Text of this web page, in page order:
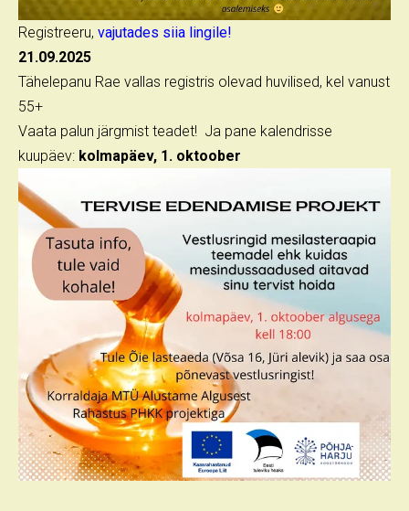
Registreeru, vajutades siia lingile!
21.09.2025
Tähelepanu Rae vallas registris olevad huvilised, kel vanust
55+
Vaata palun järgmist teadet! Ja pane kalendrisse
kuupäev: kolmapäev, 1. oktoober